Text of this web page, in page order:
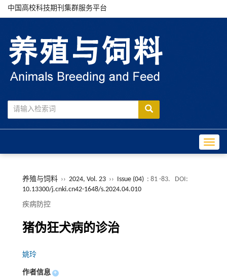
中国高校科技期刊集群服务平台
养殖与饲料 ›› 2024, Vol. 23 ›› Issue (04) : 81 -83.
DOI:
10.13300/j.cnki.cn42-1648/s.2024.04.010
疾病防控
猪伪狂犬病的诊治
姚玲
作者信息 +